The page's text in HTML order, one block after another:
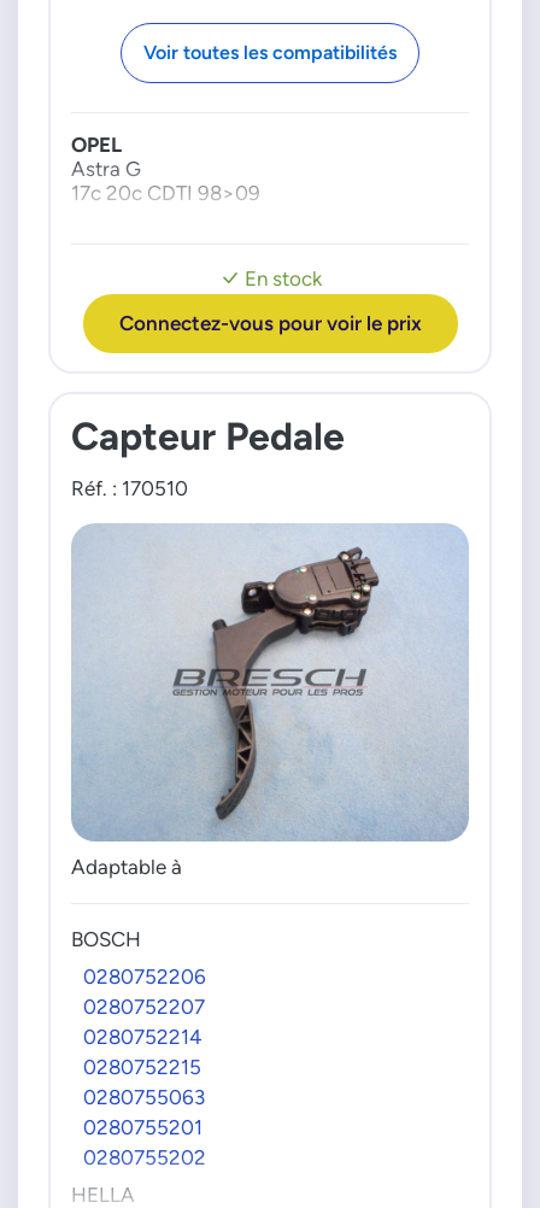
Voir toutes les compatibilités
En stock
Connectez-vous pour voir le prix
OPEL
Astra G
17c 20c CDTI 98>09
Capteur Pedale
Réf. : 170510
Adaptable à
BOSCH
0280752206
0280752207
0280752214
0280752215
0280755063
0280755201
0280755202
HELLA